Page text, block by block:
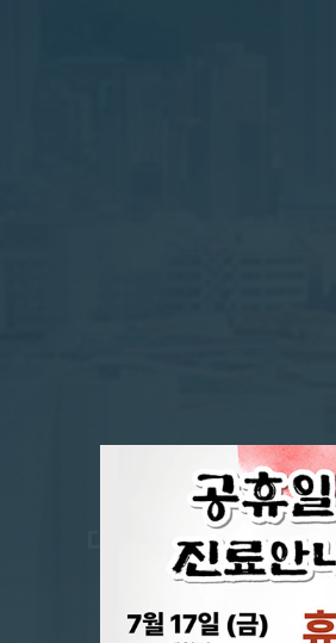
지역사회에 기여하고 끊임없이
대구경북지역
대장항문질환
외과 수술의 새로운 표준
로봇수술센